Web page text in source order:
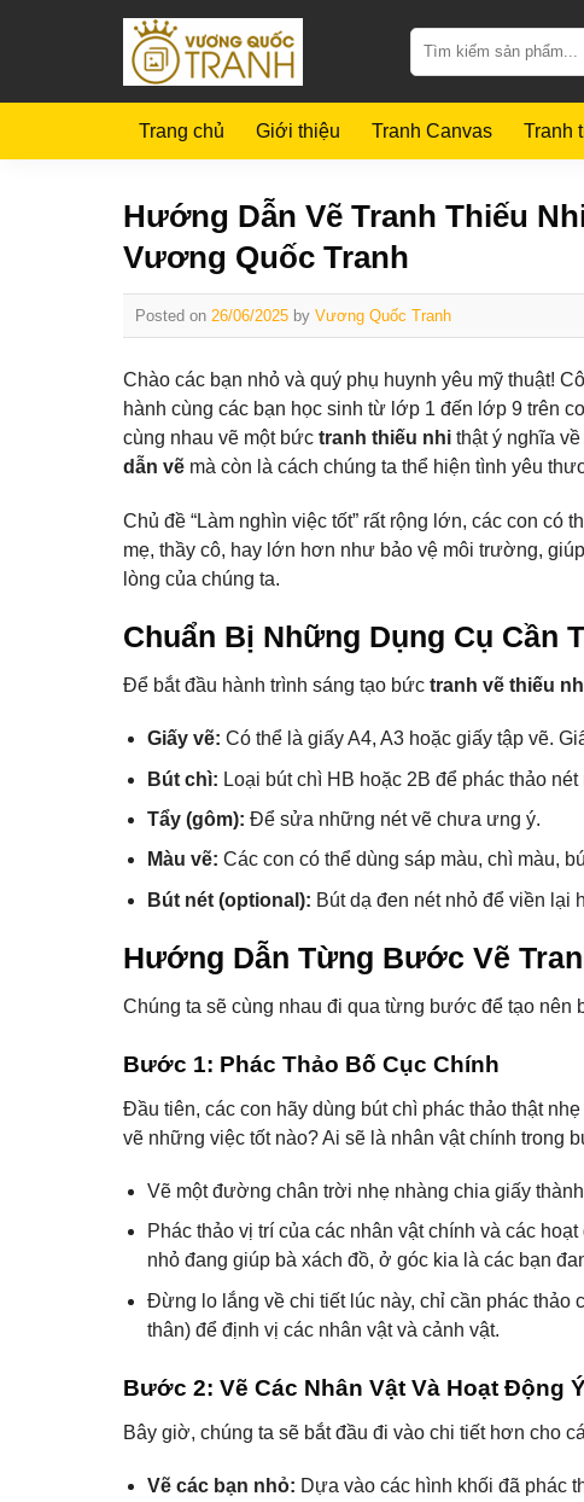
Search
for:
Trang chủ Giới thiệu Tranh Canvas Tranh
Hướng Dẫn Vẽ Tranh Thiếu
Vương Quốc Tranh
Posted on 26/06/2025 by Vương Quốc Tranh
Chào các bạn nhỏ và quý phụ huynh yêu mỹ thuật!
hành cùng các bạn học sinh từ lớp 1 đến lớp 9 trên
cùng nhau vẽ một bức tranh thiếu nhi thật ý nghĩa
dẫn vẽ mà còn là cách chúng ta thể hiện tình yêu
Chủ đề “Làm nghìn việc tốt” rất rộng lớn, các con
mẹ, thầy cô, hay lớn hơn như bảo vệ môi trường,
lòng của chúng ta.
Chuẩn Bị Những Dụng Cụ Cần
Để bắt đầu hành trình sáng tạo bức tranh vẽ thiếu
Giấy vẽ: Có thể là giấy A4, A3 hoặc giấy tập vẽ.
Bút chì: Loại bút chì HB hoặc 2B để phác thảo nét
Tẩy (gôm): Để sửa những nét vẽ chưa ưng ý.
Màu vẽ: Các con có thể dùng sáp màu, chì màu,
Bút nét (optional): Bút dạ đen nét nhỏ để viền lại
Hướng Dẫn Từng Bước Vẽ
Chúng ta sẽ cùng nhau đi qua từng bước để tạo nên
Bước 1: Phác Thảo Bố Cục Chính
Đầu tiên, các con hãy dùng bút chì phác thảo thật
vẽ những việc tốt nào? Ai sẽ là nhân vật chính trong
Vẽ một đường chân trời nhẹ nhàng chia giấy
Phác thảo vị trí của các nhân vật chính và các
nhỏ đang giúp bà xách đồ, ở góc kia là các bạn
Đừng lo lắng về chi tiết lúc này, chỉ cần phác thảo
thân) để định vị các nhân vật và cảnh vật.
Bước 2: Vẽ Các Nhân Vật Và Hoạt Động
Bây giờ, chúng ta sẽ bắt đầu đi vào chi tiết hơn cho
Vẽ các bạn nhỏ: Dựa vào các hình khối đã phác